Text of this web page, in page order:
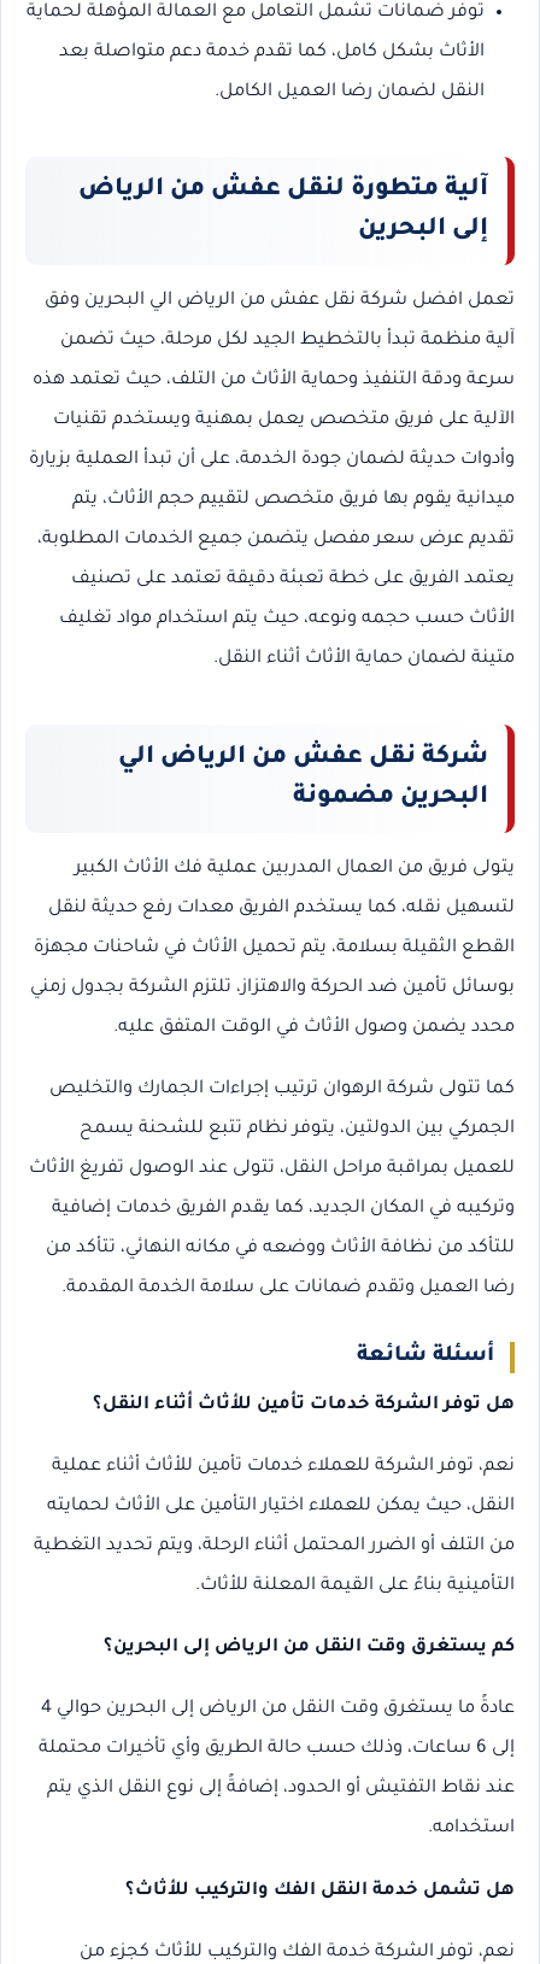
توفر ضمانات تشمل التعامل مع العمالة المؤهلة لحماية
الأثاث بشكل كامل، كما تقدم خدمة دعم متواصلة بعد
النقل لضمان رضا العميل الكامل.
آلية متطورة لنقل عفش من الرياض
إلى البحرين
تعمل افضل شركة نقل عفش من الرياض الي البحرين وفق
آلية منظمة تبدأ بالتخطيط الجيد لكل مرحلة، حيث تضمن
سرعة ودقة التنفيذ وحماية الأثاث من التلف، حيث تعتمد هذه
الآلية على فريق متخصص يعمل بمهنية ويستخدم تقنيات
وأدوات حديثة لضمان جودة الخدمة، على أن تبدأ العملية بزيارة
ميدانية يقوم بها فريق متخصص لتقييم حجم الأثاث، يتم
تقديم عرض سعر مفصل يتضمن جميع الخدمات المطلوبة،
يعتمد الفريق على خطة تعبئة دقيقة تعتمد على تصنيف
الأثاث حسب حجمه ونوعه، حيث يتم استخدام مواد تغليف
متينة لضمان حماية الأثاث أثناء النقل.
شركة نقل عفش من الرياض الي
البحرين مضمونة
يتولى فريق من العمال المدربين عملية فك الأثاث الكبير
لتسهيل نقله، كما يستخدم الفريق معدات رفع حديثة لنقل
القطع الثقيلة بسلامة، يتم تحميل الأثاث في شاحنات مجهزة
بوسائل تأمين ضد الحركة والاهتزاز، تلتزم الشركة بجدول زمني
محدد يضمن وصول الأثاث في الوقت المتفق عليه.
كما تتولى شركة الرهوان ترتيب إجراءات الجمارك والتخليص
الجمركي بين الدولتين، يتوفر نظام تتبع للشحنة يسمح
للعميل بمراقبة مراحل النقل، تتولى عند الوصول تفريغ الأثاث
وتركيبه في المكان الجديد، كما يقدم الفريق خدمات إضافية
للتأكد من نظافة الأثاث ووضعه في مكانه النهائي، تتأكد من
رضا العميل وتقدم ضمانات على سلامة الخدمة المقدمة.
أسئلة شائعة
هل توفر الشركة خدمات تأمين للأثاث أثناء النقل؟
نعم، توفر الشركة للعملاء خدمات تأمين للأثاث أثناء عملية
النقل، حيث يمكن للعملاء اختيار التأمين على الأثاث لحمايته
من التلف أو الضرر المحتمل أثناء الرحلة، ويتم تحديد التغطية
التأمينية بناءً على القيمة المعلنة للأثاث.
كم يستغرق وقت النقل من الرياض إلى البحرين؟
عادةً ما يستغرق وقت النقل من الرياض إلى البحرين حوالي 4
إلى 6 ساعات، وذلك حسب حالة الطريق وأي تأخيرات محتملة
عند نقاط التفتيش أو الحدود، إضافةً إلى نوع النقل الذي يتم
استخدامه.
هل تشمل خدمة النقل الفك والتركيب للأثاث؟
نعم، توفر الشركة خدمة الفك والتركيب للأثاث كجزء من